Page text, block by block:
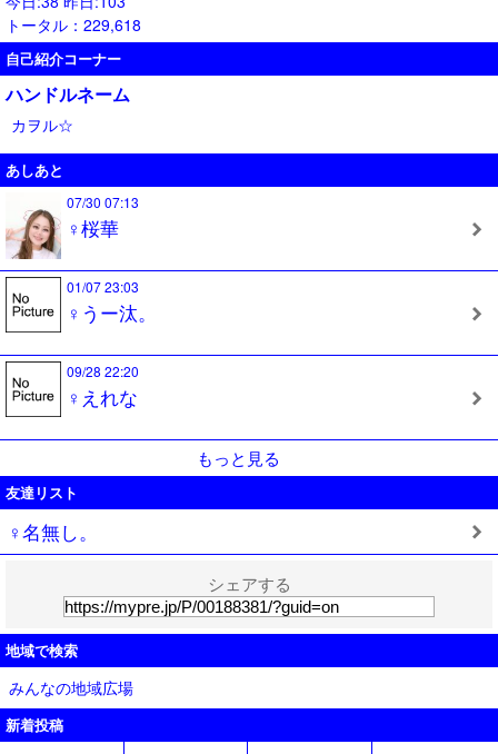
トータル：229,618
自己紹介コーナー
ハンドルネーム
カヲル☆
あしあと
07/30 07:13
♀桜華
01/07 23:03
♀うー汰。
09/28 22:20
♀えれな
もっと見る
友達リスト
♀名無し。
シェアする
地域で検索
みんなの地域広場
新着投稿